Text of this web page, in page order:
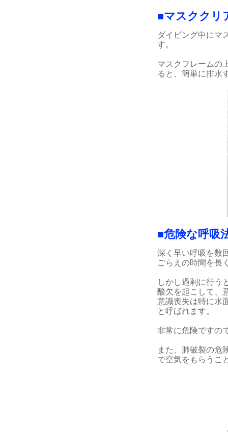
■マスククリ
ダイビング中にマ
す。
マスクフレームの
ると、簡単に排水
■危険な呼吸
深く早い呼吸を数
ごらえの時間を長
しかし過剰に行う
酸欠を起こして、
意識喪失は特に水
と呼ばれます。
非常に危険ですの
また、肺破裂の危
で空気をもらうこ